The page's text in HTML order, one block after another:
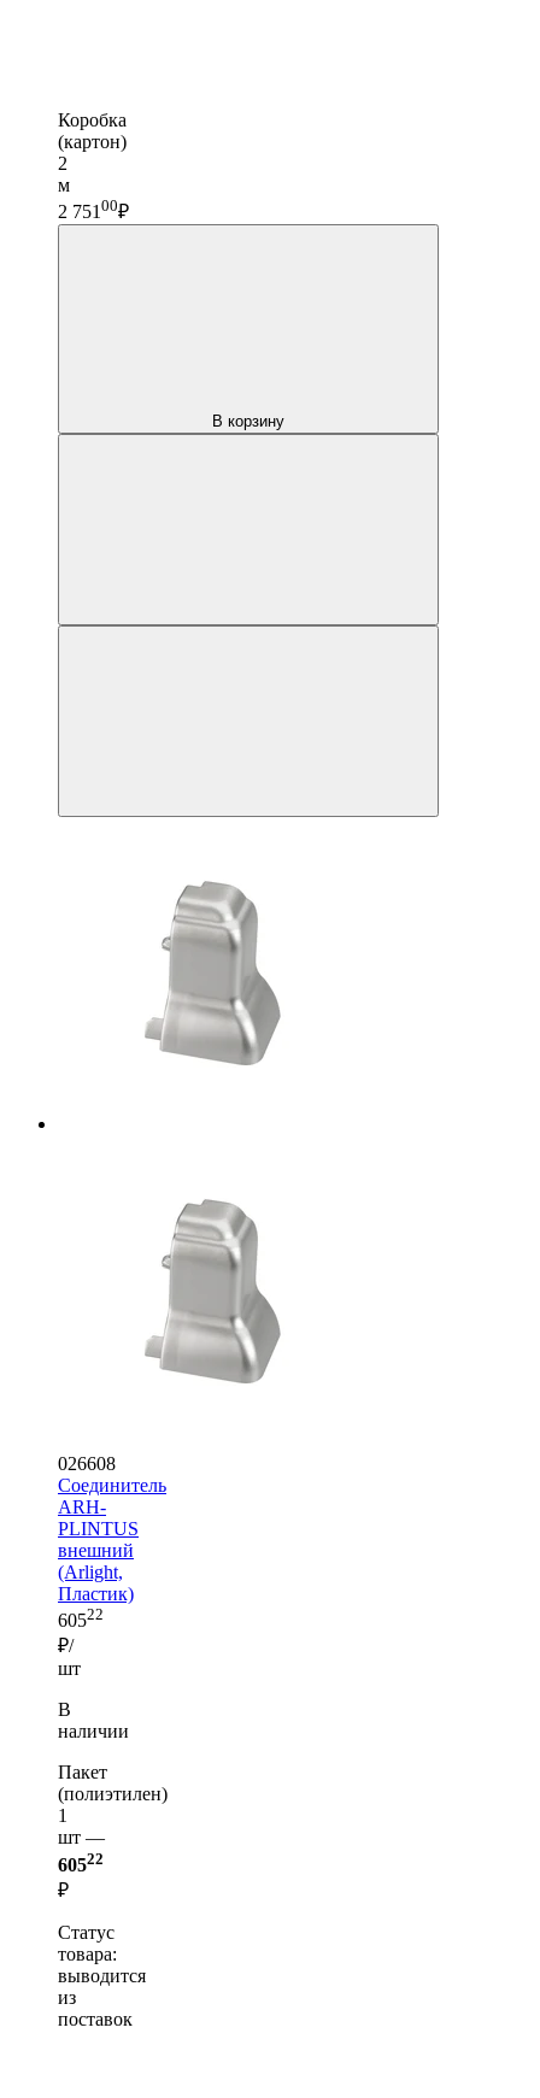
Коробка
(картон)
2
м
2 751 00₽
В корзину
026608
Соединитель
ARH-
PLINTUS
внешний
(Arlight,
Пластик)
60522
₽/
шт
В
наличии
Пакет
(полиэтилен)
1
шт —
60522
₽
Статус
товара:
выводится
из
поставок